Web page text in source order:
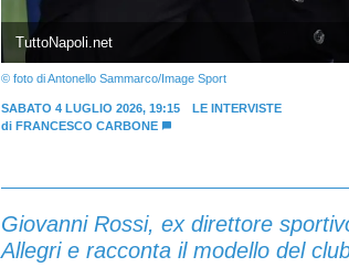
TuttoNapoli.net
© foto di Antonello Sammarco/Image Sport
SABATO 4 LUGLIO 2026, 19:15
LE INTERVISTE
di FRANCESCO CARBONE
Giovanni Rossi, ex direttore
Allegri e racconta il modello del